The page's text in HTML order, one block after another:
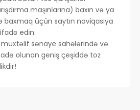
maşınlarına) baxın və ya
baxmaq üçün saytın naviqasiya
edin.
sənaye sahələrində və
olunan geniş çeşiddə toz